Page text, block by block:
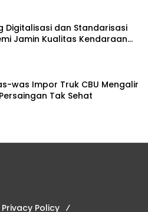
Digitalisasi dan Standarisasi
Jamin Kualitas Kendaraan
was Impor Truk CBU Mengalir
Tak Sehat
Privacy Policy